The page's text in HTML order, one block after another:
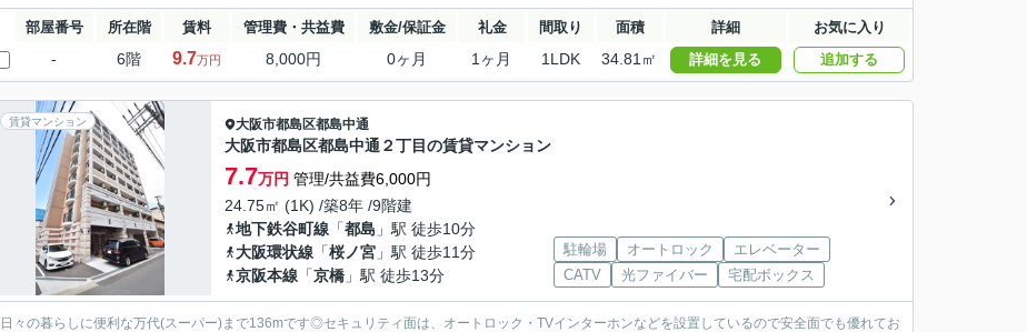
部屋番号 所在階 賃料 管理費・共益費 敷金/保証金 礼金 間取り 面積 詳細 お気に入り
- 6階 9.7万円 8,000円 0ヶ月 1ヶ月 1LDK 34.81㎡ 詳細を見る 追加する
賃貸マンション 大阪市都島区都島中通
大阪市都島区都島中通２丁目の賃貸マンション
7.7万円 管理/共益費6,000円
24.75㎡ (1K) /築8年 /9階建
地下鉄谷町線 「都島 」駅 徒歩10分
大阪環状線 「桜ノ宮 」駅 徒歩11分
京阪本線 「京橋 」駅 徒歩13分
駐輪場 オートロック
エレベーター
CATV
光ファイバー 宅配ボックス
日々の暮らしに便利な万代(スーパー)まで136mです◎セキュリティ面は、オートロック・TVインターホンなどを設置しているので安全面でも優れてお